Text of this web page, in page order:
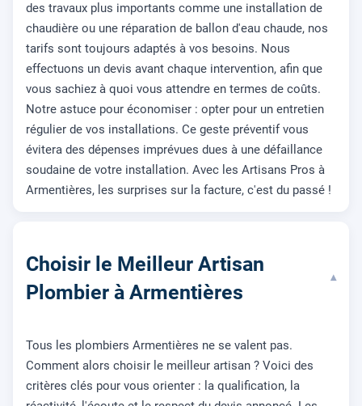
des travaux plus importants comme une installation de
chaudière ou une réparation de ballon d'eau chaude, nos
tarifs sont toujours adaptés à vos besoins. Nous
effectuons un devis avant chaque intervention, afin que
vous sachiez à quoi vous attendre en termes de coûts.
Notre astuce pour économiser : opter pour un entretien
régulier de vos installations. Ce geste préventif vous
évitera des dépenses imprévues dues à une défaillance
soudaine de votre installation. Avec les Artisans Pros à
Armentières, les surprises sur la facture, c'est du passé !
Choisir le Meilleur Artisan
Plombier à Armentières
▾
Tous les plombiers Armentières ne se valent pas.
Comment alors choisir le meilleur artisan ? Voici des
critères clés pour vous orienter : la qualification, la